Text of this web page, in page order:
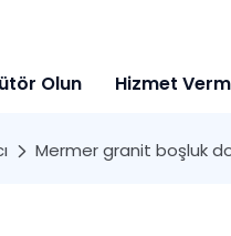
Olun Hizmet
Mermer granit boşluk